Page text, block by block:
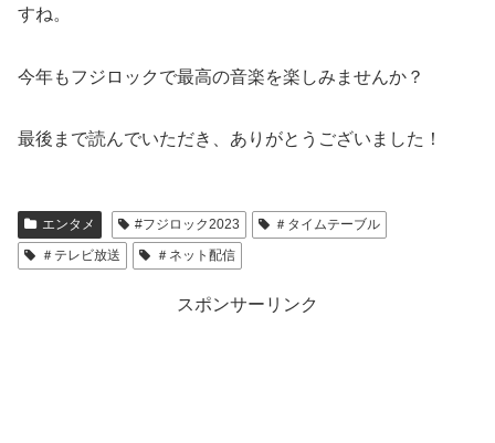
すね。
今年もフジロックで最高の音楽を楽しみませんか？
最後まで読んでいただき、ありがとうございました！
エンタメ #フジロック2023
＃タイムテーブル
＃テレビ放送
＃ネット配信
スポンサーリンク